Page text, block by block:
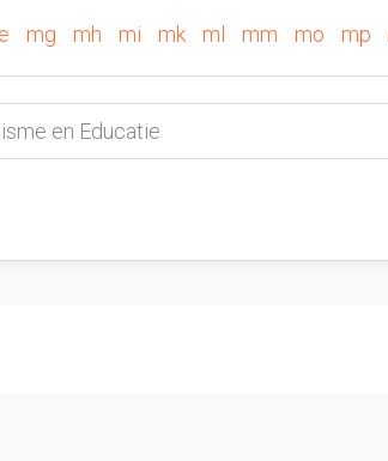
mg mh mi mk ml mm mo mp
en Educatie